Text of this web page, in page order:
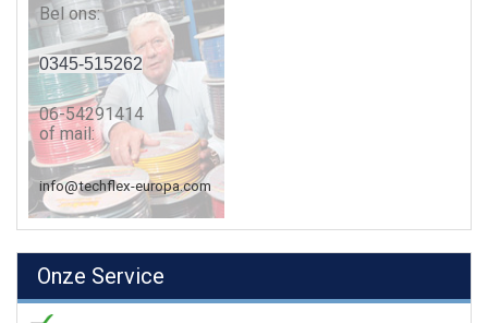
Bel ons:
0345-515262
06-54291414
of mail:
info@techflex-europa.com
Onze Service